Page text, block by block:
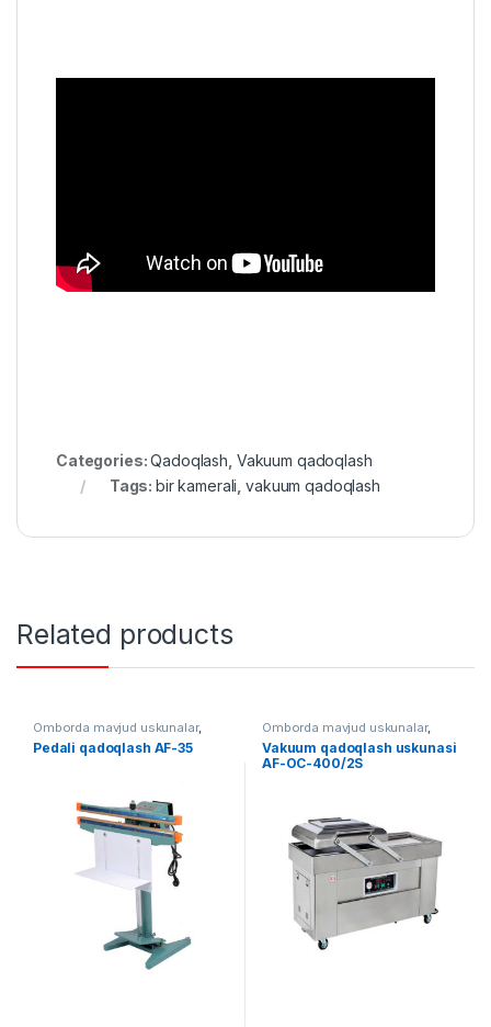
Categories:Qadoqlash Vakuum qadoqlash
Tags:bir kamerali ,vakuum qadoqlash
Related products
Omborda mavjud uskunalar,
Qadoqlash , Qo'lda qadoqlash
Pedali qadoqlash AF-35
Omborda mavjud uskunalar,
Qadoqlash Vakuum qadoqlash
Vakuum qadoqlash uskunasi
AF-OC-400/2S